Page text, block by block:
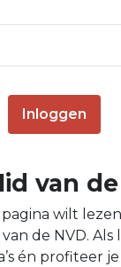
Inloggen
van de
wilt
de NVD. Als
én profiteer